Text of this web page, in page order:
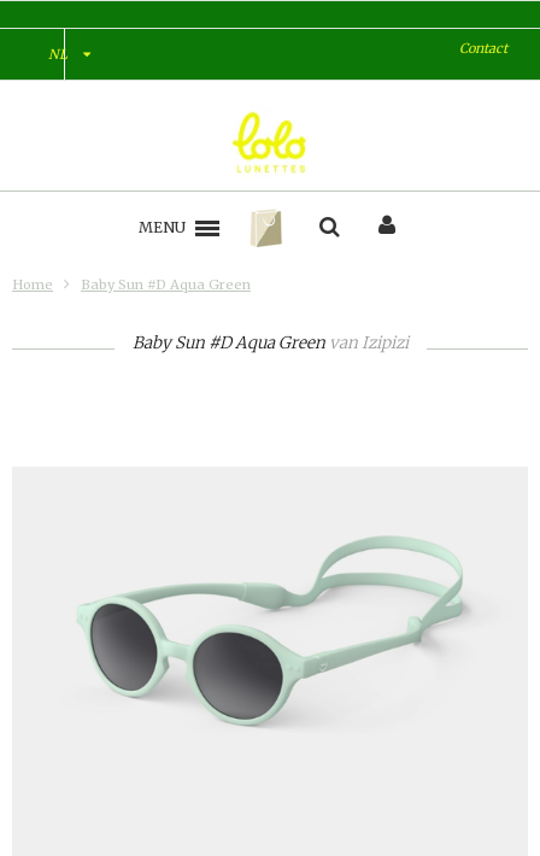
NL Contact
MENU
Home Baby Sun #D Aqua Green
Baby Sun #D Aqua Green vanIzipizi